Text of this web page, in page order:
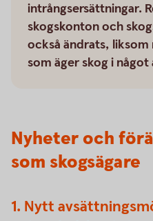
intrångsersättningar.
skogskonton och
också ändrats,
som äger skog i något
Nyheter och
som skogsägare
1. Nytt